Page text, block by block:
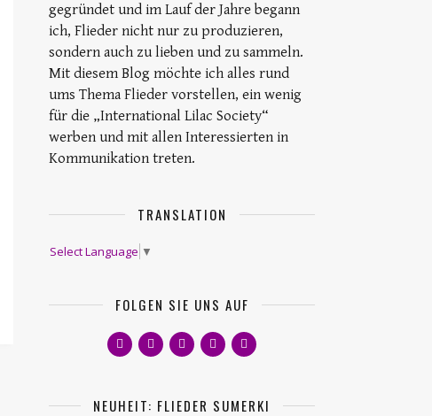
gegründet und im Lauf der Jahre begann
ich, Flieder nicht nur zu produzieren,
sondern auch zu lieben und zu sammeln.
Mit diesem Blog möchte ich alles rund
ums Thema Flieder vorstellen, ein wenig
für die „International Lilac Society“
werben und mit allen Interessierten in
Kommunikation treten.
TRANSLATION
Select Language ▼
FOLGEN SIE UNS AUF
NEUHEIT: FLIEDER SUMERKI